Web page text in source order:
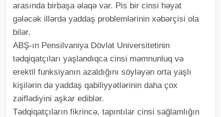
arasında birbaşa əlaqə var. Pis bir cinsi həyat
gələcək illərdə yaddaş problemlərinin xəbərçisi ola
bilər.
ABŞ-ın Pensilvaniya Dövlət Universitetinin
tədqiqatçıları yaşlandıqca cinsi məmnunluq və
erektil funksiyanın azaldığını söyləyən orta yaşlı
kişilərin də yaddaş qabiliyyətlərinin daha çox
zəiflədiyini aşkar ediblər.
Tədqiqatçıların fikrincə, tapıntılar cinsi sağlamlığın